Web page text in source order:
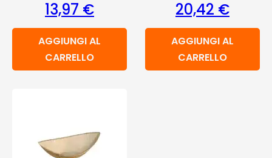
13,97 €
AGGIUNGI AL
CARRELLO
20,42 €
AGGIUNGI AL
CARRELLO